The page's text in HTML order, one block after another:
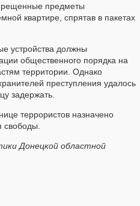
предметы
квартире, спрятав в пакетах
устройства должны
общественного порядка на
территории. Однако
преступления удалось
задержать.
террористов назначено
свободы.
Донецкой областной